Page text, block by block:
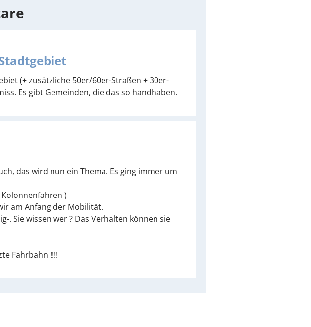
(+ zusätzliche 50er/60er-Straßen + 30er-
Es gibt Gemeinden, die das so handhaben.
das wird nun ein Thema. Es ging immer um
)
am Anfang der Mobilität.
. Sie wissen wer ? Das Verhalten können sie
Fahrbahn !!!!